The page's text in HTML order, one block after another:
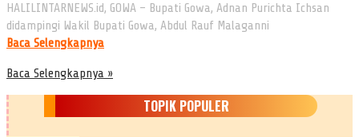
HALILINTARNEWS.id, GOWA – Bupati Gowa, Adnan Purichta Ichsan
didampingi Wakil Bupati Gowa, Abdul Rauf Malaganni
Baca Selengkapnya
Baca Selengkapnya »
TOPIK POPULER